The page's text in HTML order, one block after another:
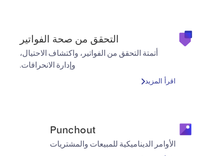
التحقق من صحة الفواتير
أتمتة التحقق من الفواتير، واكتشاف الاحتيال،
وإدارة الانحرافات.
اقرأ المزيد
Punchout
الأوامر الديناميكية للمبيعات والمشتريات